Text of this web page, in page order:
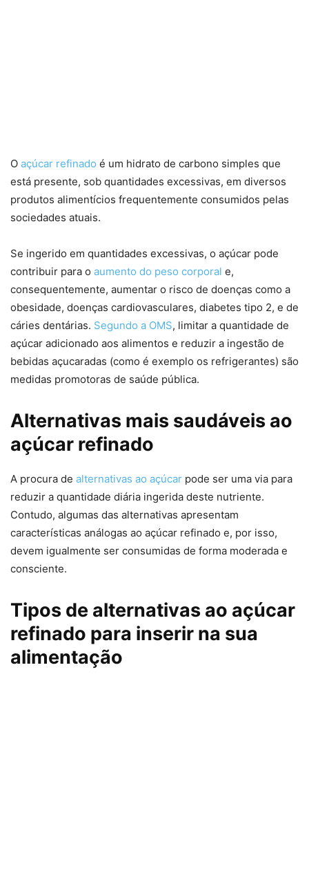
O açúcar refinado é um hidrato de carbono simples que
está presente, sob quantidades excessivas, em diversos
produtos alimentícios frequentemente consumidos pelas
sociedades atuais.
Se ingerido em quantidades excessivas, o açúcar pode
contribuir para o aumento do peso corporal e,
consequentemente, aumentar o risco de doenças como a
obesidade, doenças cardiovasculares, diabetes tipo 2, e de
cáries dentárias. Segundo a OMS, limitar a quantidade de
açúcar adicionado aos alimentos e reduzir a ingestão de
bebidas açucaradas (como é exemplo os refrigerantes) são
medidas promotoras de saúde pública.
Alternativas mais saudáveis ao
açúcar refinado
A procura de alternativas ao açúcar pode ser uma via para
reduzir a quantidade diária ingerida deste nutriente.
Contudo, algumas das alternativas apresentam
características análogas ao açúcar refinado e, por isso,
devem igualmente ser consumidas de forma moderada e
consciente.
Tipos de alternativas ao açúcar
refinado para inserir na sua
alimentação